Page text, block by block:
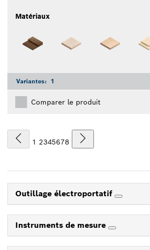
Matériaux
Variantes: 1
Comparer le produit
1 2345678
Outillage électroportatif
Instruments de mesure